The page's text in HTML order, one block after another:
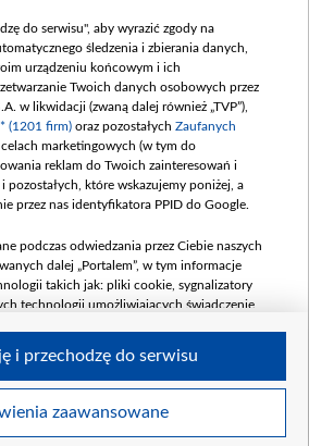
zgłoszeń wewnętrznych
do serwisu", aby wyrazić zgody na
śledzenia i zbierania danych,
urządzeniu końcowym i ich
Twoich danych osobowych przez
w likwidacji (zwaną dalej również „TVP”),
(1201 firm) oraz pozostałych Zaufanych
celach marketingowych (w tym do
reklam do Twoich zainteresowań i
pozostałych, które wskazujemy poniżej, a
przez nas identyfikatora PPID do Google.
podczas odwiedzania przez Ciebie naszych
dalej „Portalem”, w tym informacje
takich jak: pliki cookie, sygnalizatory
technologii umożliwiających świadczenie
podczas odwiedzania przez Ciebie
zaawansowane
i przechodzę do serwisu